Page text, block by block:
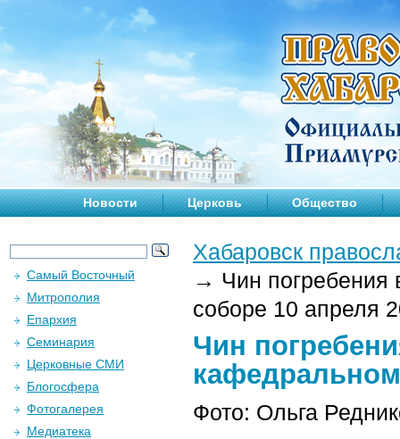
Новости Церковь Общество
Хабаровск
→ Чин
соборе 10 апреля
Чин
кафедральном
Фото: Ольга
Самый Восточный
Митрополия
Епархия
Семинария
Церковные СМИ
Блогосфера
Фотогалерея
Медиатека